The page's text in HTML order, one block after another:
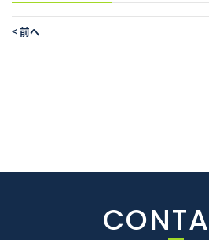
<前へ